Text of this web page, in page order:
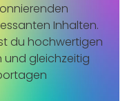
Inhalten.
du hochwertigen
und gleichzeitig